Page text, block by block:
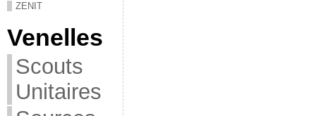
ZENIT
Venelles
Scouts
Unitaires